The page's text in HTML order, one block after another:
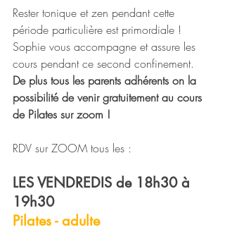
Rester tonique et zen pendant cette
période particulière est primordiale !
Sophie vous accompagne et assure les
cours pendant ce second confinement.
De plus tous les parents adhérents on la
possibilité de venir gratuitement au cours
de Pilates sur zoom !
RDV sur ZOOM tous les :
LES VENDREDIS de 18h30 à
19h30
Pilates - adulte